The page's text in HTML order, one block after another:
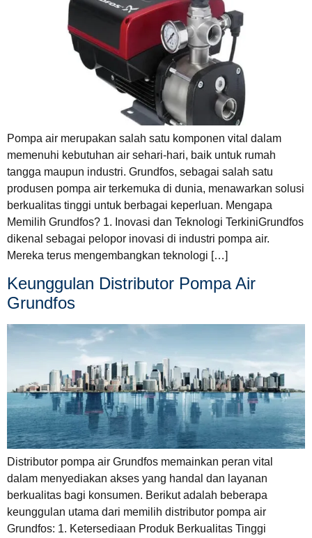
Pompa air merupakan salah satu komponen vital dalam
memenuhi kebutuhan air sehari-hari, baik untuk rumah
tangga maupun industri. Grundfos, sebagai salah satu
produsen pompa air terkemuka di dunia, menawarkan solusi
berkualitas tinggi untuk berbagai keperluan. Mengapa
Memilih Grundfos? 1. Inovasi dan Teknologi TerkiniGrundfos
dikenal sebagai pelopor inovasi di industri pompa air.
Mereka terus mengembangkan teknologi […]
Keunggulan Distributor Pompa Air
Grundfos
Distributor pompa air Grundfos memainkan peran vital
dalam menyediakan akses yang handal dan layanan
berkualitas bagi konsumen. Berikut adalah beberapa
keunggulan utama dari memilih distributor pompa air
Grundfos: 1. Ketersediaan Produk Berkualitas Tinggi